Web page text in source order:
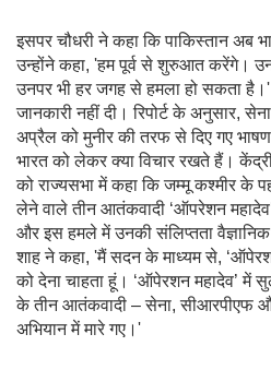
इसपर चौधरी ने कहा कि पाकिस्तान अब
उन्होंने कहा, 'हम पूर्व से शुरुआत करेंगे। उन
उनपर भी हर जगह से हमला हो सकता है।'
जानकारी नहीं दी। रिपोर्ट के अनुसार,
अप्रैल को मुनीर की तरफ से दिए गए
भारत को लेकर क्या विचार रखते हैं।
को राज्यसभा में कहा कि जम्मू कश्मीर के
लेने वाले तीन आतंकवादी ‘ऑपरेशन
और इस हमले में उनकी संलिप्तता
शाह ने कहा, 'मैं सदन के माध्यम से,
को देना चाहता हूं। ‘ऑपेरशन महादेव’ में
के तीन आतंकवादी – सेना, सीआरपीएफ
अभियान में मारे गए।'